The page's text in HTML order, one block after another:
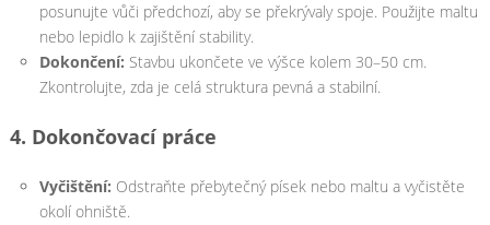
posunujte vůči předchozí, aby se překrývaly spoje. Použijte maltu
nebo lepidlo k zajištění stability.
Dokončení: Stavbu ukončete ve výšce kolem 30–50 cm.
Zkontrolujte, zda je celá struktura pevná a stabilní.
4. Dokončovací práce
Vyčištění: Odstraňte přebytečný písek nebo maltu a vyčistěte
okolí ohniště.